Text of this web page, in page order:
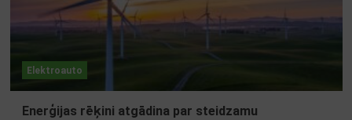
Elektroauto
Enerģijas rēķini atgādina par steidzamu